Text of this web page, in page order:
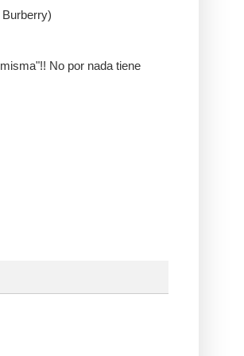
Burberry)
No por nada tiene